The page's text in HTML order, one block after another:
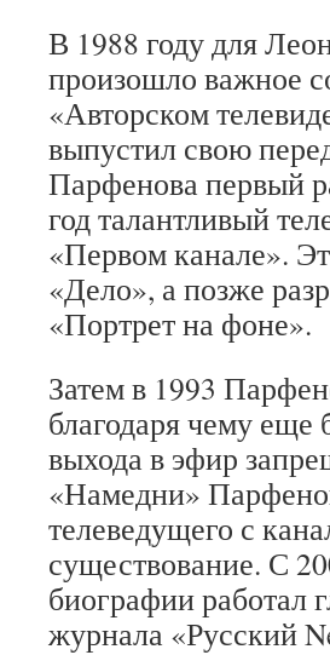
В 1988 году для
произошло важное
«Авторском
выпустил свою
Парфенова первый
год талантливый
«Первом канале».
«Дело», а позже
«Портрет на фоне».
Затем в 1993
благодаря чему еще
выхода в эфир
«Намедни»
телеведущего с
существование. С
биографии работал
журнала «Русский